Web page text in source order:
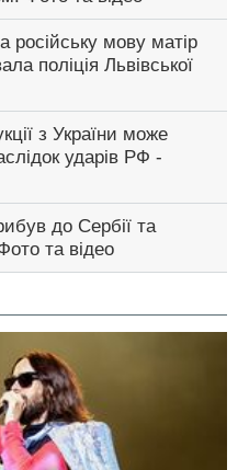
російську мову матір
поліція Львівської
з України може
ударів РФ -
до Сербії та
та відео